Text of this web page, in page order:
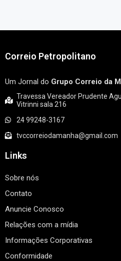
Correio Petropolitano
Um Jornal do Grupo Correio da
Travessa Vereador Prudente
Vitrinni sala 216
24 99248-3167
tvccorreiodamanha@gmail.com
Links
Sobre nós
Contato
Anuncie Conosco
Relações com a mídia
Informações Corporativas
Conformidade